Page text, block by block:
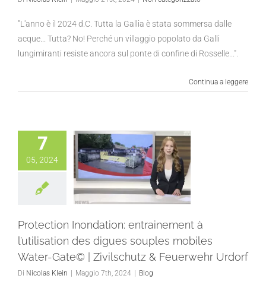
"L'anno è il 2024 d.C. Tutta la Gallia è stata sommersa dalle
acque... Tutta? No! Perché un villaggio popolato da Galli
lungimiranti resiste ancora sul ponte di confine di Rosselle...".
Continua a leggere
7
05, 2024
Protection Inondation:
entrainement à l’utilisation
des digues souples
mobiles Water-Gate© |
Zivilschutz & Feuerwehr
Protection Inondation: entrainement à
l’utilisation des digues souples mobiles
Water-Gate© | Zivilschutz & Feuerwehr Urdorf
Di Nicolas Klein | Maggio 7th, 2024 | Blog